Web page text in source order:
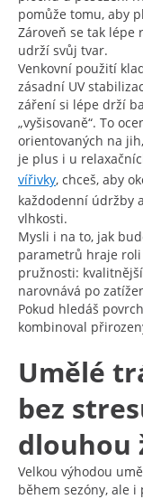
pomůže tomu, aby
Zároveň se tak lépe
udrží svůj tvar.
Venkovní použití
zásadní UV
záření si lépe drží
„vyšisovaně“. To
orientovaných na
je plus i u
vířivky, chceš, aby
každodenní údržby
vlhkosti.
Mysli i na to, jak
parametrů hraje roli
pružnosti:
narovnává po
Pokud hledáš
kombinoval
Umělé
bez
dlouhou
Velkou výhodou
během sezóny, ale